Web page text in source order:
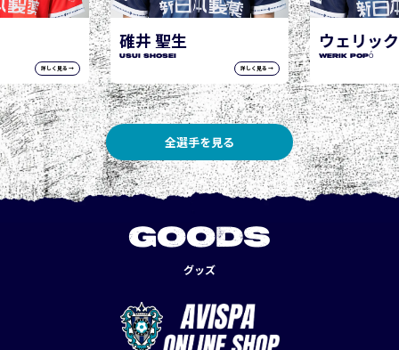
詳しく見る →
ウェリック ポポ
WERIK POPÓ
詳しく見る →
全選手を見る
GOODS
グッズ